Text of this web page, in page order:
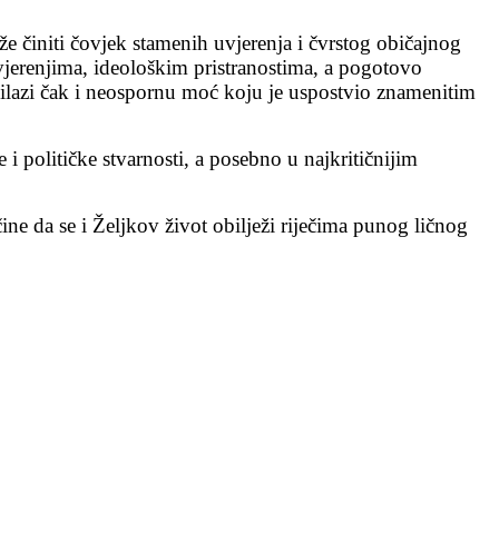
činiti čovjek stamenih uvjerenja i čvrstog običajnog
ideološkim pristranostima, a pogotovo
čak i neospornu moć koju je uspostvio znamenitim
i političke stvarnosti, a posebno u najkritičnijim
da se i Željkov život obilježi riječima punog ličnog